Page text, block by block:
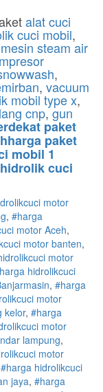
alat cuci
cuci mobil,
mesin steam air
,
, vacuum
mobil type x,
cnp,gun
paket
paket
mobil 1
cuci
cuci motor
, #harga
motor Aceh,
cuci motor banten,
cuci motor
harga hidrolikcuci
, #harga
cuci motor
kelor, #harga
cuci motor
lampung,
cuci motor
#harga hidrolikcuci
jaya, #harga